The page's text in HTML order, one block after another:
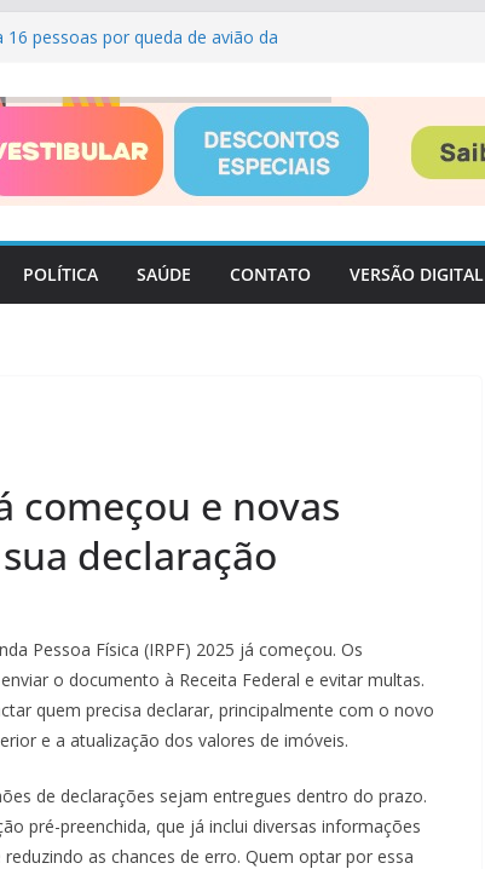
16 pessoas por queda de avião da
muda para candidatos e eleitores?
POLÍTICA SAÚDE CONTATO VERSÃO DIGITAL
começou e novas
declaração
Pessoa Física (IRPF) 2025 já começou. Os
o documento à Receita Federal e evitar multas.
quem precisa declarar, principalmente com o novo
e a atualização dos valores de imóveis.
de declarações sejam entregues dentro do prazo.
pré-preenchida, que já inclui diversas informações
as chances de erro. Quem optar por essa